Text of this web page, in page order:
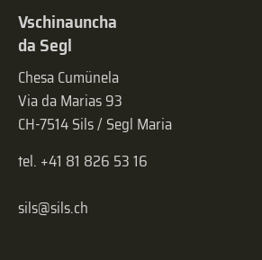
Vschinauncha
da Segl
Chesa Cumünela
Via da Marias 93
CH-7514 Sils / Segl Maria
tel. +41 81 826 53 16
sils@sils.ch